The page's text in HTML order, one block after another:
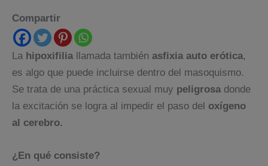
Compartir
La hipoxifilia llamada también asfixia auto erótica,
es algo que puede incluirse dentro del masoquismo.
Se trata de una práctica sexual muy peligrosadonde
la excitación se logra al impedir el paso del oxígeno
al cerebro.
¿En qué consiste?